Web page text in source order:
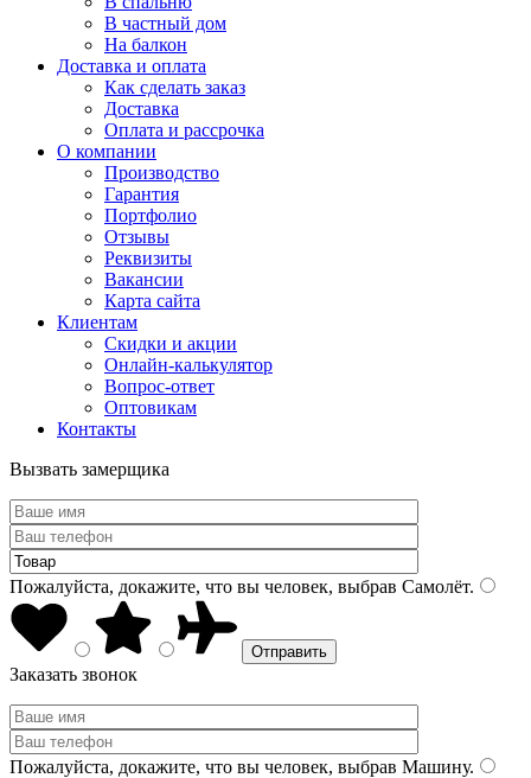
В частный дом
На балкон
Доставка и оплата
Как сделать заказ
Доставка
Оплата и рассрочка
О компании
Производство
Гарантия
Портфолио
Отзывы
Реквизиты
Вакансии
Карта сайта
Клиентам
Скидки и акции
Онлайн-калькулятор
Вопрос-ответ
Оптовикам
Контакты
Вызвать замерщика
Пожалуйста, докажите, что вы человек, выбрав Самолёт.
Заказать звонок
Пожалуйста, докажите, что вы человек, выбрав Машину.